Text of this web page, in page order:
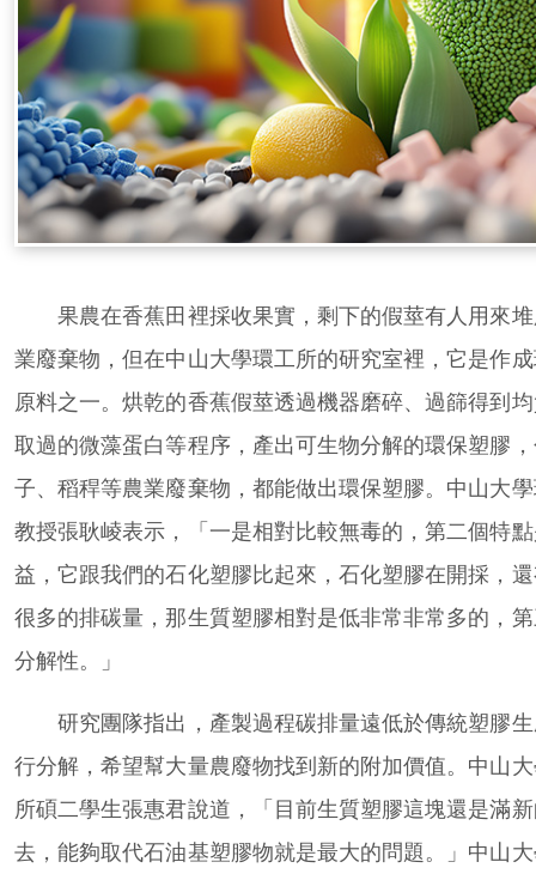
果農在香蕉田裡採收果實，剩下的假莖有人用來堆
業廢棄物，但在中山大學環工所的研究室裡，它是作
原料之一。烘乾的香蕉假莖透過機器磨碎、過篩得到
取過的微藻蛋白等程序，產出可生物分解的環保塑膠
子、稻稈等農業廢棄物，都能做出環保塑膠。中山大
教授張耿崚表示，「一是相對比較無毒的，第二個特
益，它跟我們的石化塑膠比起來，石化塑膠在開採，
很多的排碳量，那生質塑膠相對是低非常非常多的，
分解性。」
研究團隊指出，產製過程碳排量遠低於傳統塑膠生
行分解，希望幫大量農廢物找到新的附加價值。中山
所碩二學生張惠君說道，「目前生質塑膠這塊還是滿
去，能夠取代石油基塑膠物就是最大的問題。」中山